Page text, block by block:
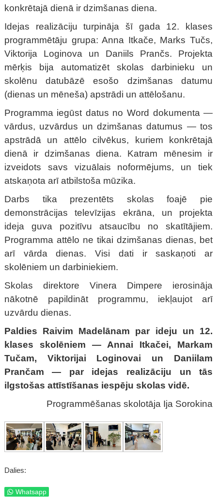
konkrētajā dienā ir dzimšanas diena.
Idejas realizāciju turpināja šī gada 12. klases
programmētāju grupa: Anna Itkače, Marks Tučs,
Viktorija Loginova un Daniils Prančs. Projekta
mērķis bija automatizēt skolas darbinieku un
skolēnu datubāzē esošo dzimšanas datumu
(dienas un mēneša) apstrādi un attēlošanu.
Programma iegūst datus no Word dokumenta —
vārdus, uzvārdus un dzimšanas datumus — tos
apstrādā un attēlo cilvēkus, kuriem konkrētajā
dienā ir dzimšanas diena. Katram mēnesim ir
izveidots savs vizuālais noformējums, un tiek
atskaņota arī atbilstoša mūzika.
Darbs tika prezentēts skolas foajē pie
demonstrācijas televīzijas ekrāna, un projekta
ideja guva pozitīvu atsaucību no skatītājiem.
Programma attēlo ne tikai dzimšanas dienas, bet
arī vārda dienas. Visi dati ir saskaņoti ar
skolēniem un darbiniekiem.
Skolas direktore Vinera Dimpere ierosināja
nākotnē papildināt programmu, iekļaujot arī
uzvārdu dienas.
Paldies Raivim Madelānam par ideju un 12.
klases skolēniem — Annai Itkačei, Markam
Tučam, Viktorijai Loginovai un Daniilam
Prančam — par idejas realizāciju un tās
ilgstošas attīstīšanas iespēju skolas vidē.
Programmēšanas skolotāja Ija Sorokina
Dalies:
Whatsapp